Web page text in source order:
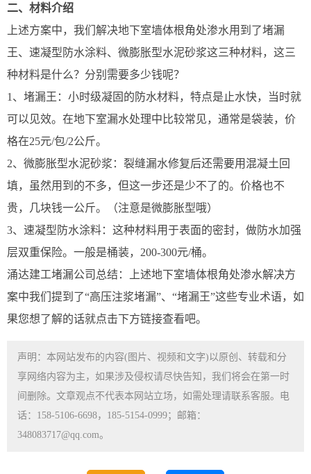
二、材料介绍
上述方案中，我们解决地下室墙体根角处渗水用到了堵漏
王、速凝型防水涂料、微膨胀型水泥砂浆这三种材料，这三
种材料是什么？分别需要多少钱呢？
1、堵漏王：小时级凝固的防水材料，特点是止水快，当时就
可以见效。在地下室漏水处理中比较常见，通常是袋装，价
格在25元/包/2公斤。
2、微膨胀型水泥砂浆：裂缝漏水修复后还需要用混凝土回
填，虽然用到的不多，但这一步还是少不了的。价格也不
贵，几块钱一公斤。（注意是微膨胀型哦）
3、速凝型防水涂料：这种材料用于表面的密封，做防水加强
层双重保险。一般是桶装，200-300元/桶。
涌达建工堵漏公司总结：上述地下室墙体根角处渗水解决方
案中我们提到了“高压注浆堵漏”、“堵漏王”这些专业术语，如
果您想了解的话就点击下方链接查看吧。
声明：本网站发布的内容(图片、视频和文字)以原创、转载和分
享网络内容为主，如果涉及侵权请尽快告知，我们将会在第一时
间删除。文章观点不代表本网站立场，如需处理请联系客服。电
话：158-5106-6698，185-5154-0999；邮箱：
348083717@qq.com。